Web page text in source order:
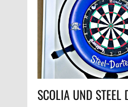
SCOLIA UND STEEL